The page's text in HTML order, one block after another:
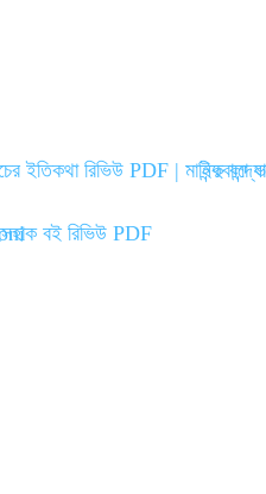
ইতিকথা রিভিউ PDF | মানিক